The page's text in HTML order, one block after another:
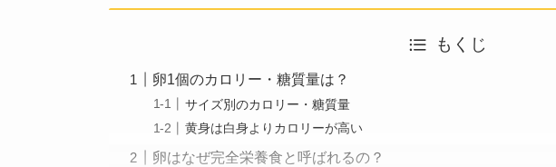
もくじ
卵1個のカロリー・糖質量は？
サイズ別のカロリー・糖質量
黄身は白身よりカロリーが高い
卵はなぜ完全栄養食と呼ばれるの？